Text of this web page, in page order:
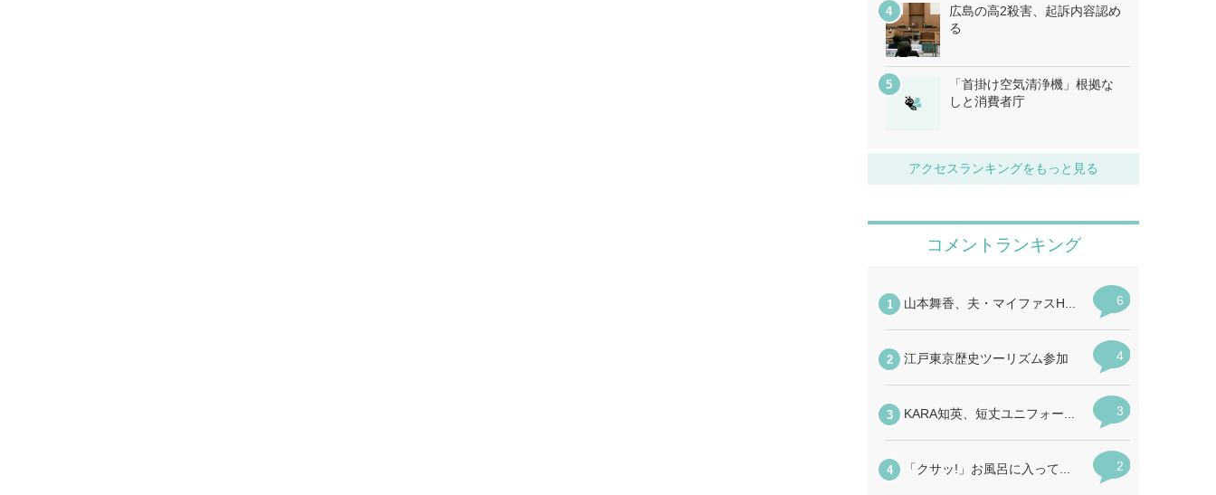
広島の高2殺害、起訴内容認め
る
「首掛け空気清浄機」根拠な
しと消費者庁
アクセスランキングをもっと見る